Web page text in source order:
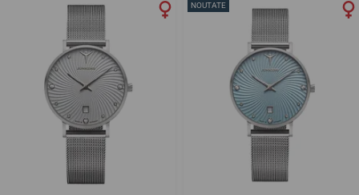
NOUTATE